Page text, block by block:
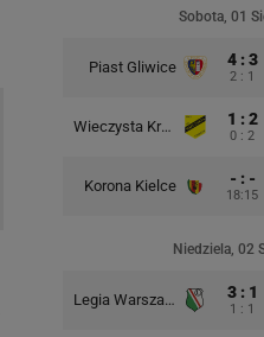
Sobota, 01
Piast Gliwice 4 : 3
2 : 1
Wieczysta Kraków 1 : 2
0 : 2
Korona Kielce - : -
18:15
Niedziela, 02
Legia Warszawa 3 : 1
1 : 1